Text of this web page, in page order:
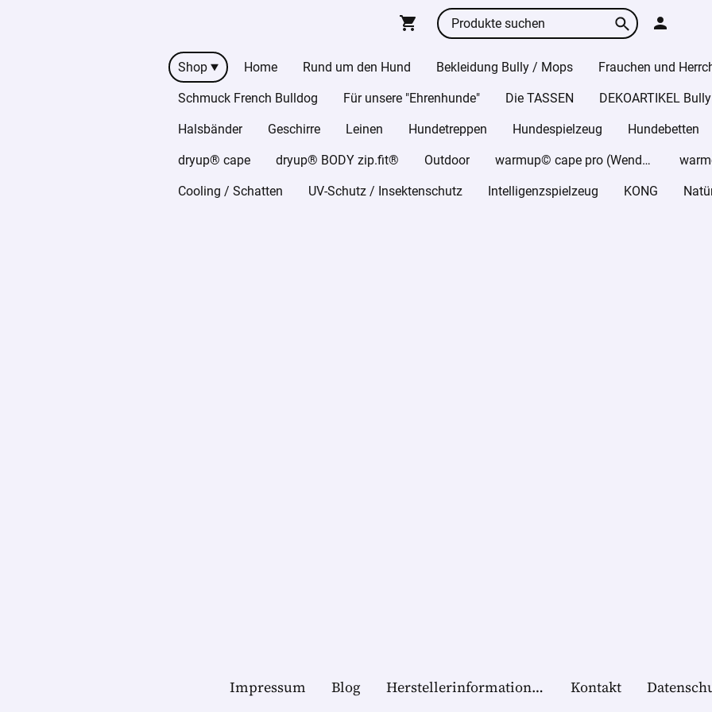
Shop Home Rund um den Hund Bekleidung Bully / Mops Frauchen und
Schmuck French Bulldog Für unsere "Ehrenhunde" Die TASSEN DEKOARTIKEL
Halsbänder Geschirre Leinen Hundetreppen Hundespielzeug Hundebetten
dryup® cape dryup® BODY zip.fit® Outdoor warmup© cape pro (Wende-Cape)
Cooling / Schatten UV-Schutz / Insektenschutz Intelligenzspielzeug KONG
Impressum Blog Herstellerinformationen Kontakt